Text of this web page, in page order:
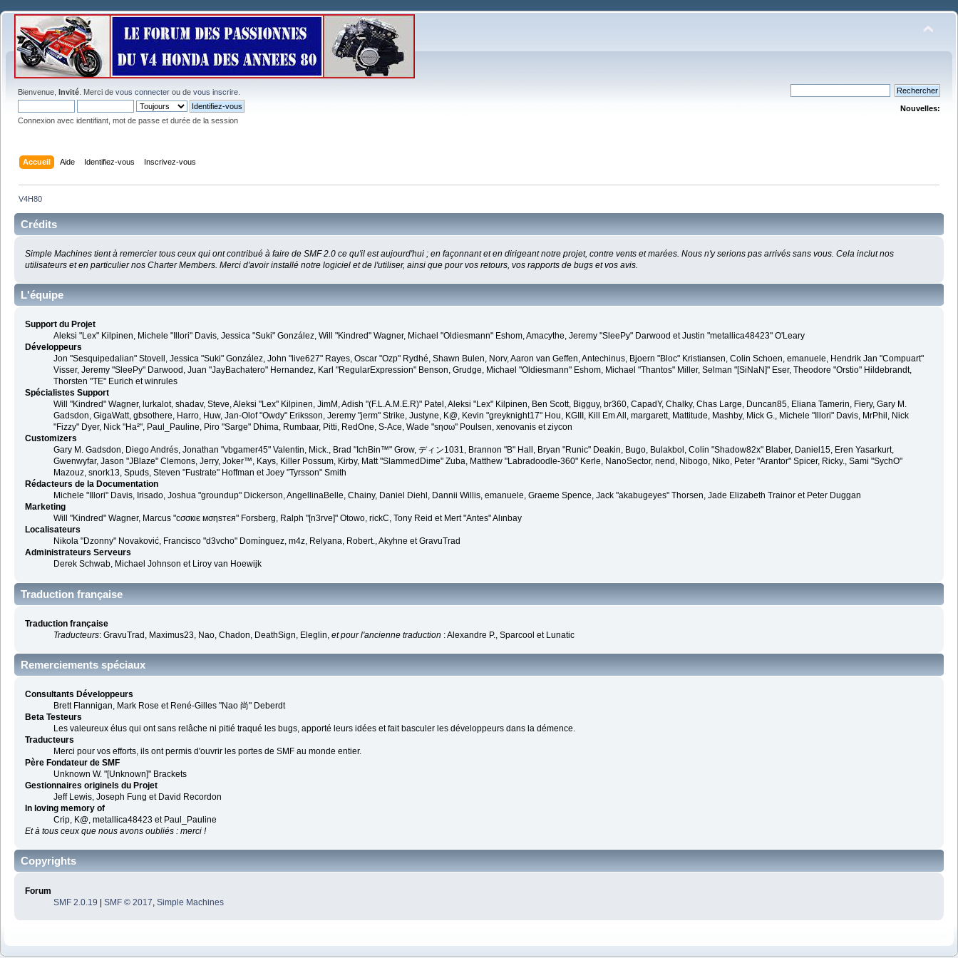
Bienvenue, Invité . Merci de vous connecter ou de vous inscrire
Connexion avec identifiant, mot de passe et durée de la session
Nouvelles:
Accueil Aide Identifiez-vous Inscrivez-vous
V4H80
Crédits
Simple Machines tient à remercier tous ceux qui ont contribué à faire de SMF 2.0 ce qu'il est aujourd'hui ; en façonnant et en dirigeant notre projet, contre vents et marées. Nous n'y serions pas arrivés sans vous. Cela inclut nos
utilisateurs et en particulier nos Charter Members. Merci d'avoir installé notre logiciel et de l'utiliser, ainsi que pour vos retours, vos rapports de bugs et vos avis.
L'équipe
Support du Projet
Aleksi "Lex" Kilpinen, Michele "Illori" Davis, Jessica "Suki" González, Will "Kindred" Wagner, Michael "Oldiesmann" Eshom, Amacythe, Jeremy "SleePy" Darwood et Justin "metallica48423" O'Leary
Développeurs
Jon "Sesquipedalian" Stovell, Jessica "Suki" González, John "live627" Rayes, Oscar "Ozp" Rydhé, Shawn Bulen, Norv, Aaron van Geffen, Antechinus, Bjoern "Bloc" Kristiansen, Colin Schoen, emanuele, Hendrik Jan "Compuart"
Visser, Jeremy "SleePy" Darwood, Juan "JayBachatero" Hernandez, Karl "RegularExpression" Benson, Grudge, Michael "Oldiesmann" Eshom, Michael "Thantos" Miller, Selman "[SiNaN]" Eser, Theodore "Orstio" Hildebrandt,
Thorsten "TE" Eurich et winrules
Spécialistes Support
Will "Kindred" Wagner, lurkalot, shadav, Steve, Aleksi "Lex" Kilpinen, JimM, Adish "(F.L.A.M.E.R)" Patel, Aleksi "Lex" Kilpinen, Ben Scott, Bigguy, br360, CapadY, Chalky, Chas Large, Duncan85, Eliana Tamerin, Fiery, Gary M.
Gadsdon, GigaWatt, gbsothere, Harro, Huw, Jan-Olof "Owdy" Eriksson, Jeremy "jerm" Strike, Justyne, K@, Kevin "greyknight17" Hou, KGIII, Kill Em All, margarett, Mattitude, Mashby, Mick G., Michele "Illori" Davis, MrPhil, Nick
"Fizzy" Dyer, Nick "Ha²", Paul_Pauline, Piro "Sarge" Dhima, Rumbaar, Pitti, RedOne, S-Ace, Wade "sησω" Poulsen, xenovanis et ziycon
Customizers
Gary M. Gadsdon, Diego Andrés, Jonathan "vbgamer45" Valentin, Mick., Brad "IchBin™" Grow, ディン1031, Brannon "B" Hall, Bryan "Runic" Deakin, Bugo, Bulakbol, Colin "Shadow82x" Blaber, Daniel15, Eren Yasarkurt,
Gwenwyfar, Jason "JBlaze" Clemons, Jerry, Joker™, Kays, Killer Possum, Kirby, Matt "SlammedDime" Zuba, Matthew "Labradoodle-360" Kerle, NanoSector, nend, Nibogo, Niko, Peter "Arantor" Spicer, Ricky., Sami "SychO"
Mazouz, snork13, Spuds, Steven "Fustrate" Hoffman et Joey "Tyrsson" Smith
Rédacteurs de la Documentation
Michele "Illori" Davis, Irisado, Joshua "groundup" Dickerson, AngellinaBelle, Chainy, Daniel Diehl, Dannii Willis, emanuele, Graeme Spence, Jack "akabugeyes" Thorsen, Jade Elizabeth Trainor et Peter Duggan
Marketing
Will "Kindred" Wagner, Marcus "cσσкιє мσηѕтєя" Forsberg, Ralph "[n3rve]" Otowo, rickC, Tony Reid et Mert "Antes" Alınbay
Localisateurs
Nikola "Dzonny" Novaković, Francisco "d3vcho" Domínguez, m4z, Relyana, Robert., Akyhne et GravuTrad
Administrateurs Serveurs
Derek Schwab, Michael Johnson et Liroy van Hoewijk
Traduction française
Traduction française
Traducteurs: GravuTrad, Maximus23, Nao, Chadon, DeathSign, Eleglin, et pour l'ancienne traduction : Alexandre P., Sparcool et Lunatic
Remerciements spéciaux
Consultants Développeurs
Brett Flannigan, Mark Rose et René-Gilles "Nao 尚" Deberdt
Beta Testeurs
Les valeureux élus qui ont sans relâche ni pitié traqué les bugs, apporté leurs idées et fait basculer les développeurs dans la démence.
Traducteurs
Merci pour vos efforts, ils ont permis d'ouvrir les portes de SMF au monde entier.
Père Fondateur de SMF
Unknown W. "[Unknown]" Brackets
Gestionnaires originels du Projet
Jeff Lewis, Joseph Fung et David Recordon
In loving memory of
Crip, K@, metallica48423 et Paul_Pauline
Et à tous ceux que nous avons oubliés : merci !
Copyrights
Forum
SMF 2.0.19 | SMF © 2017 Simple Machines